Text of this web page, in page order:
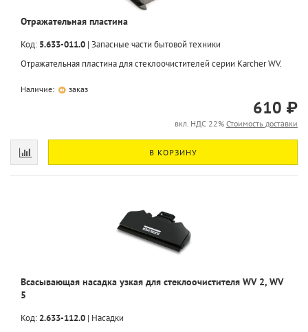
Отражательная пластина
Код: 5.633-011.0 | Запасные части бытовой техники
Отражательная пластина для стеклоочистителей серии Karcher WV.
Наличие: заказ
610 ₽
вкл. НДС 22% Стоимость доставки
В КОРЗИНУ
Всасывающая насадка узкая для стеклоочистителя WV 2, WV
5
Код: 2.633-112.0 | Насадки